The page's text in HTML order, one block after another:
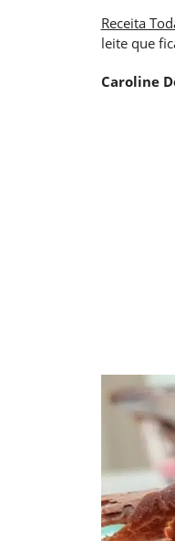
Receita
leite que
Caroline